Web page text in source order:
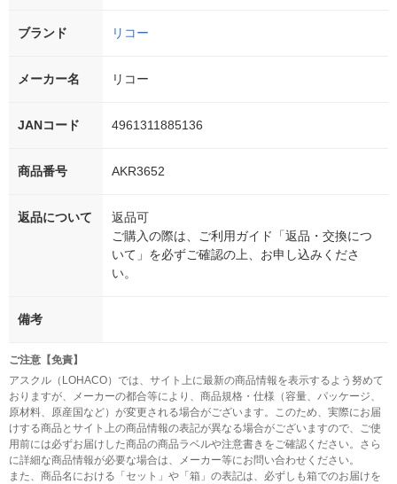
ブランド リコー
メーカー名 リコー
JANコード 4961311885136
商品番号 AKR3652
返品について
返品可
ご購入の際は、ご利用ガイド「返品・交換につ
いて」を必ずご確認の上、お申し込みくださ
い。
備考
ご注意【免責】
アスクル（LOHACO）では、サイト上に最新の商品情報を表示するよう努めて
おりますが、メーカーの都合等により、商品規格・仕様（容量、パッケージ、
原材料、原産国など）が変更される場合がございます。このため、実際にお届
けする商品とサイト上の商品情報の表記が異なる場合がございますので、ご使
用前には必ずお届けした商品の商品ラベルや注意書きをご確認ください。さら
に詳細な商品情報が必要な場合は、メーカー等にお問い合わせください。
また、商品名における「セット」や「箱」の表記は、必ずしも箱でのお届けを